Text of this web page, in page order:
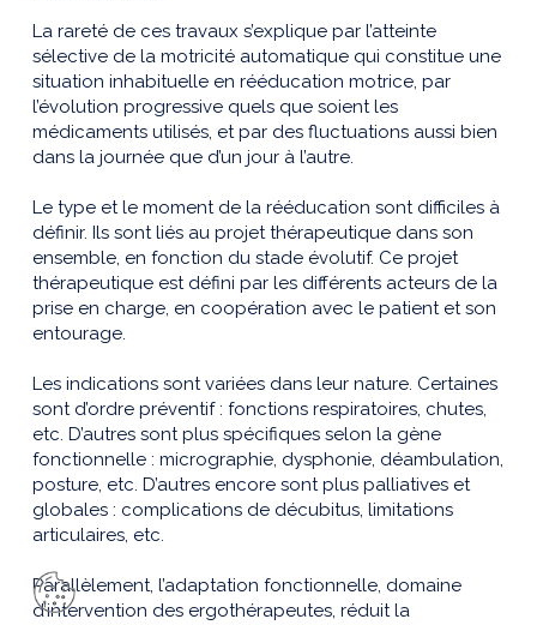
La rareté de ces travaux s’explique par l’atteinte
sélective de la motricité automatique qui constitue une
situation inhabituelle en rééducation motrice, par
l’évolution progressive quels que soient les
médicaments utilisés, et par des fluctuations aussi bien
dans la journée que d’un jour à l’autre.
Le type et le moment de la rééducation sont difficiles à
définir. Ils sont liés au projet thérapeutique dans son
ensemble, en fonction du stade évolutif. Ce projet
thérapeutique est défini par les différents acteurs de la
prise en charge, en coopération avec le patient et son
entourage.
Les indications sont variées dans leur nature. Certaines
sont d’ordre préventif : fonctions respiratoires, chutes,
etc. D’autres sont plus spécifiques selon la gène
fonctionnelle : micrographie, dysphonie, déambulation,
posture, etc. D’autres encore sont plus palliatives et
globales : complications de décubitus, limitations
articulaires, etc.
Parallèlement, l’adaptation fonctionnelle, domaine
d’intervention des ergothérapeutes, réduit la